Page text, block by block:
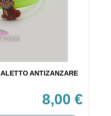
ANTIZANZARE
8,00 €